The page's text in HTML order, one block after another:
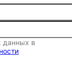
данных в